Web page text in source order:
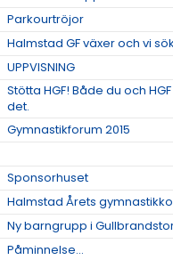
Parkourtröjor
Halmstad GF växer och vi
UPPVISNING
Stötta HGF! Både du och
det.
Gymnastikforum 2015
Sponsorhuset
Halmstad Årets
Ny barngrupp i
Påminnelse...